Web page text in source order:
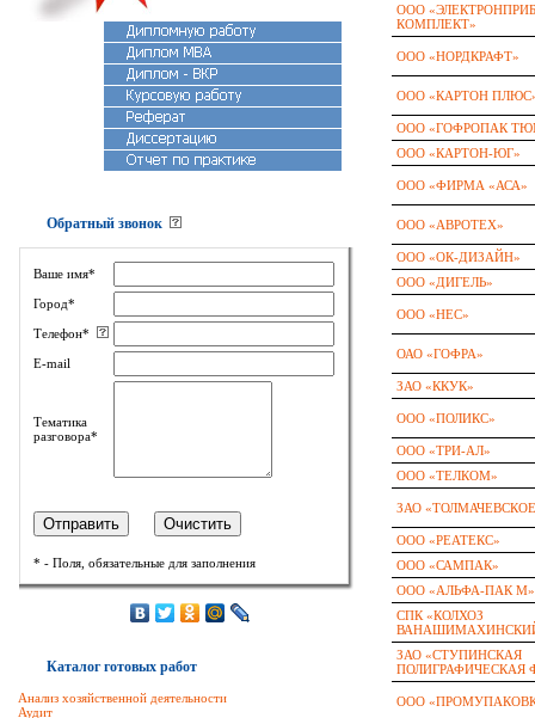
Обратный звонок
Ваше имя*
Город*
Телефон*
E-mail
Тематика
разговора*
* - Поля, обязательные для заполнения
Каталог готовых работ
Анализ хозяйственной деятельности
Аудит
ООО
КОМПЛЕКТ»
ООО «НОРДКРАФТ»
ООО «КАРТОН
ООО «ГОФРОПАК
ООО «КАРТОН-ЮГ»
ООО «ФИРМА «АСА»
ООО «АВРОТЕХ»
ООО «ОК-ДИЗАЙН»
ООО «ДИГЕЛЬ»
ООО «НЕС»
ОАО «ГОФРА»
ЗАО «ККУК»
ООО «ПОЛИКС»
ООО «ТРИ-АЛ»
ООО «ТЕЛКОМ»
ЗАО
ООО «РЕАТЕКС»
ООО «САМПАК»
ООО «АЛЬФА-ПАК М»
СПК «КОЛХОЗ
ЗАО «СТУПИНСКАЯ
ПОЛИГРАФИЧЕСКАЯ
ООО